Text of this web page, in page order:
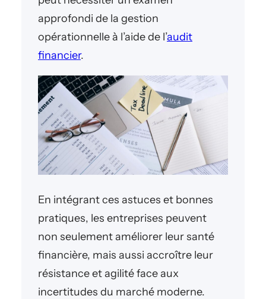
approfondi de la gestion
opérationnelle à l’aide de l’audit
financier.
En intégrant ces astuces et bonnes
pratiques, les entreprises peuvent
non seulement améliorer leur santé
financière, mais aussi accroître leur
résistance et agilité face aux
incertitudes du marché moderne.